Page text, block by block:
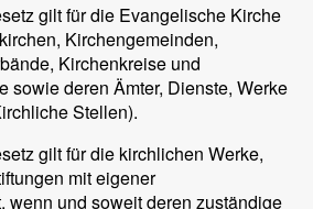
gilt für die Evangelische Kirche
Kirchengemeinden,
Kirchenkreise und
sowie deren Ämter, Dienste, Werke
Stellen).
gilt für die kirchlichen Werke,
mit eigener
wenn und soweit deren zuständige